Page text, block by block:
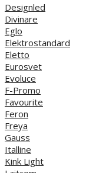
Designled
Divinare
Eglo
Elektrostandard
Eletto
Eurosvet
Evoluce
F-Promo
Favourite
Feron
Freya
Gauss
Italline
Kink Light